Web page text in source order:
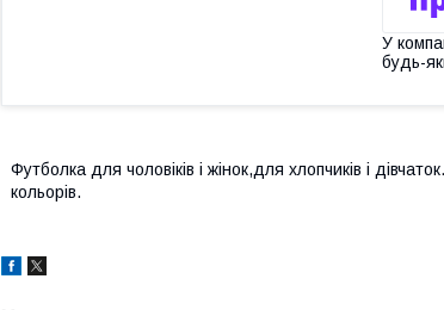
У
будь-
Футболка для чоловіків і жінок,для хлопчиків і
кольорів.